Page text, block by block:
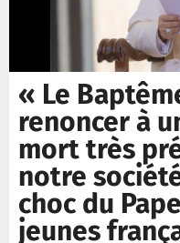
« Le
renoncer à
mort très
notre
choc du
jeunes